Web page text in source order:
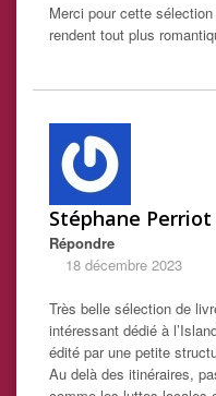
Merci pour cette
rendent tout plus
Stéphane Perriot
Répondre
18 décembre 2023
Très belle sélection de
intéressant dédié à
édité par une petite
Au delà des itinéraires,